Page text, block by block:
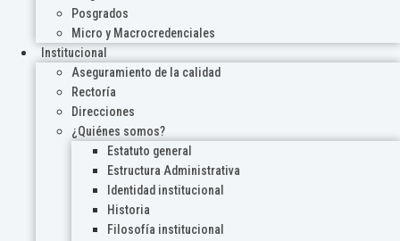
Posgrados
Micro y Macrocredenciales
Institucional
Aseguramiento de la calidad
Rectoría
Direcciones
¿Quiénes somos?
Estatuto general
Estructura Administrativa
Identidad institucional
Historia
Filosofía institucional